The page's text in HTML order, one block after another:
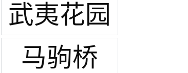
武夷花园
马驹桥